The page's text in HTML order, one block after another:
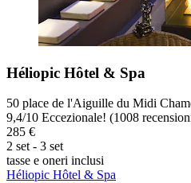
Héliopic Hôtel & Spa
50 place de l'Aiguille du Midi
9,4/10 Eccezionale! (1008
285 €
2 set - 3 set
tasse e oneri inclusi
Héliopic Hôtel & Spa